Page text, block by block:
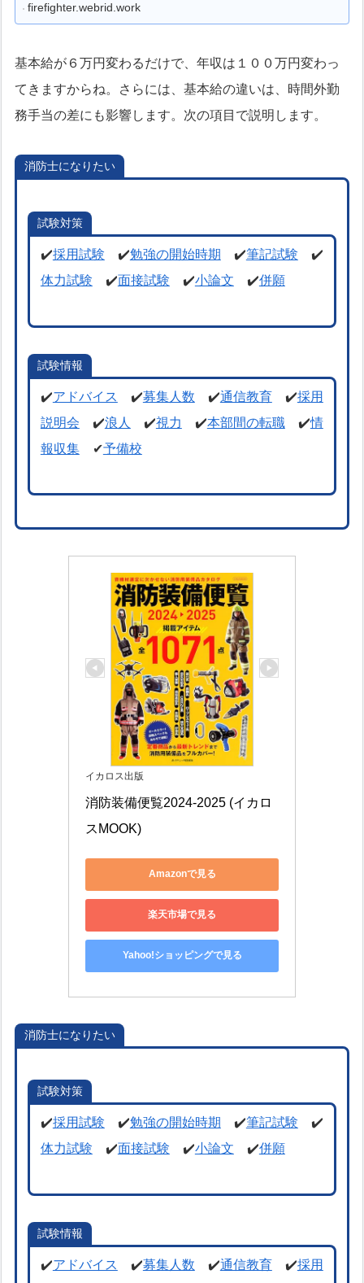
れるでしょう。
firefighter.webrid.work
基本給が６万円変わるだけで、年収は１００万円変わっ
てきますからね。さらには、基本給の違いは、時間外勤
務手当の差にも影響します。次の項目で説明します。
消防士になりたい
試験対策
✔️採用試験 ✔️勉強の開始時期 ✔️筆記試験 ✔️
体力試験 ✔️面接試験 ✔️小論文 ✔️併願
試験情報
✔️アドバイス ✔️募集人数 ✔️通信教育✔️採用
説明会 ✔️浪人 ✔️視力 ✔️本部間の転職✔️情
報収集✔予備校
イカロス出版
消防装備便覧2024-2025 (イカロ
スMOOK)
Amazonで見る
楽天市場で見る
Yahoo!ショッピングで見る
消防士になりたい
試験対策
✔️採用試験 ✔️勉強の開始時期 ✔️筆記試験 ✔️
体力試験 ✔️面接試験 ✔️小論文 ✔️併願
試験情報
✔️アドバイス ✔️募集人数 ✔️通信教育✔️採用